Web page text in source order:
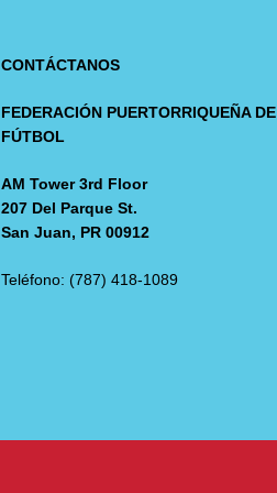
CONTÁCTANOS
FEDERACIÓN PUERTORRIQUEÑA DE
FÚTBOL
AM Tower 3rd Floor
207 Del Parque St.
San Juan, PR 00912
Teléfono: (787) 418-1089